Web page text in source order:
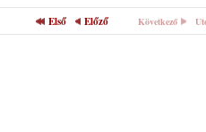
Első Előző Következő